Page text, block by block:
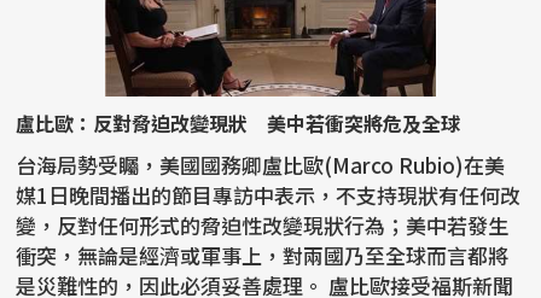
盧比歐：反對脅迫改變現狀 美中若衝突將危及全球
台海局勢受矚，美國國務卿盧比歐(Marco Rubio)在美
媒1日晚間播出的節目專訪中表示，不支持現狀有任何改
變，反對任何形式的脅迫性改變現狀行為；美中若發生
衝突，無論是經濟或軍事上，對兩國乃至全球而言都將
是災難性的，因此必須妥善處理。 盧比歐接受福斯新聞